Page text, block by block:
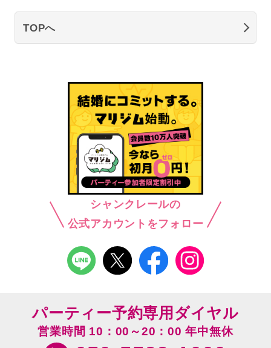
TOPへ
シャンクレールの
公式アカウントをフォロー
パーティー予約専用ダイヤル
営業時間 10：00～20：00 年中無休